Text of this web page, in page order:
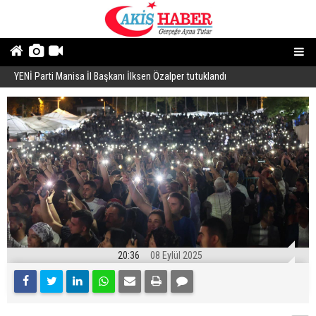
YENİ Parti Manisa İl Başkanı İlksen Özalper tutuklandı
20:36 08 Eylül 2025